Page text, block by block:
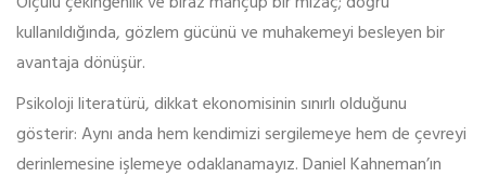
kullanıldığında, gözlem gücünü ve muhakemeyi besleyen bir
avantaja dönüşür.
Psikoloji literatürü, dikkat ekonomisinin sınırlı olduğunu
gösterir: Aynı anda hem kendimizi sergilemeye hem de çevreyi
derinlemesine işlemeye odaklanamayız. Daniel Kahneman’ın